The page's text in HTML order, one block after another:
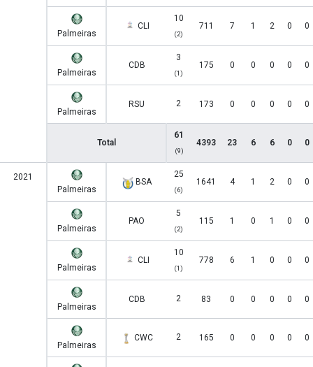
Palmeiras
CLI
10
(2)
711 7 1 2 0 0
Palmeiras
CDB
3
(1)
175 0 0 0 0 0
Palmeiras
RSU 2 173 0 0 0 0 0
Total
61
(9)
4393 23 6 6 0 0
2021
Palmeiras
BSA
25
(6)
1641 4 1 2 0 0
Palmeiras
PAO
5
(2)
115 1 0 1 0 0
Palmeiras
CLI
10
(1)
778 6 1 0 0 0
Palmeiras
CDB 2 83 0 0 0 0 0
Palmeiras
CWC 2 165 0 0 0 0 0